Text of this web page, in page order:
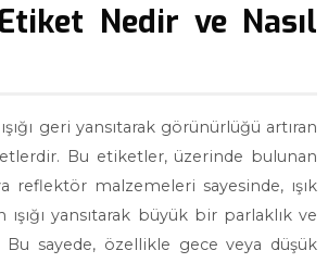
Nedir ve Nasıl
geri yansıtarak görünürlüğü artıran
Bu etiketler, üzerinde bulunan
reflektör malzemeleri sayesinde, ışık
ışığı yansıtarak büyük bir parlaklık ve
Bu sayede, özellikle gece veya düşük